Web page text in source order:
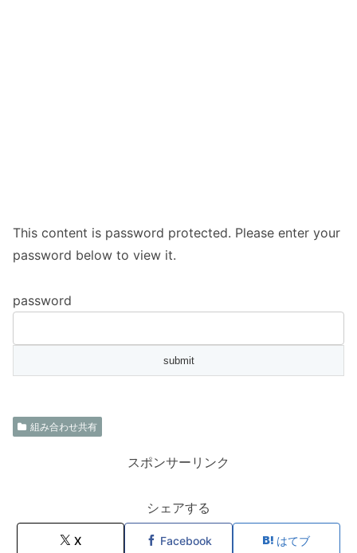
This content is password protected. Please enter your
password below to view it.
password
組み合わせ共有
スポンサーリンク
シェアする
X Facebook はてブ